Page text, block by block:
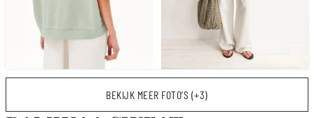
BEKIJK MEER FOTO’S (+3)